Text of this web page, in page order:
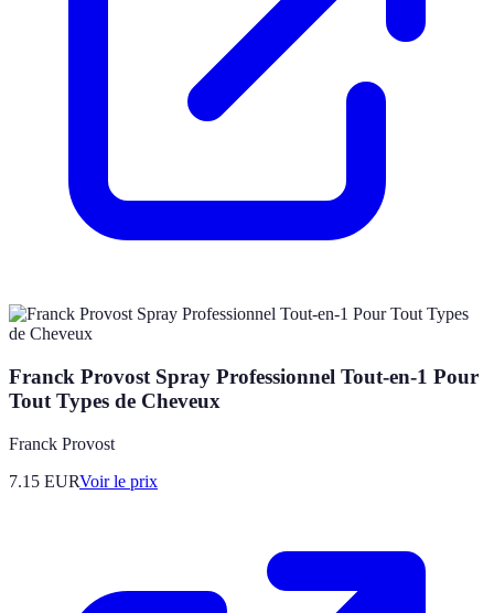
Franck Provost Spray Professionnel Tout-en-1 Pour
Tout Types de Cheveux
Franck Provost
7.15 EURVoir le prix